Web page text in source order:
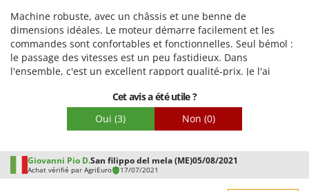
Machine robuste, avec un châssis et une benne de
dimensions idéales. Le moteur démarre facilement et les
commandes sont confortables et fonctionnelles. Seul bémol :
le passage des vitesses est un peu fastidieux. Dans
l'ensemble, c'est un excellent rapport qualité-prix. Je l'ai
automotrice, et j'en suis très satisfait.
Cet avis a été utile ?
Oui (3) Non (0)
Giovanni Pio D.San filippo del mela (ME)05/08/2021
Achat vérifié par AgriEuro 17/07/2021